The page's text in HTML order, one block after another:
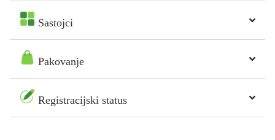
Sastojci
Pakovanje
Registracijski status